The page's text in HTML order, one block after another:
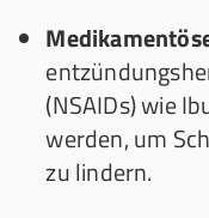
(NSAIDs) wie
werden, um
zu lindern.